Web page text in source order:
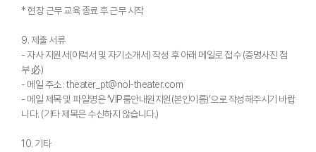
* 현장 근무 교육 종료 후 근무 시작
9. 제출 서류
- 자사 지원서(이력서 및 자기소개서) 작성 후 아래 메일로 접수 (증명사진 첨
부 必)
- 메일 주소 : theater_pt@nol-theater.com
- 메일 제목 및 파일명은 ‘VIP룸안내원지원(본인이름)’으로 작성해주시기 바랍
니다. (기타 제목은 수신하지 않습니다.)
10. 기타